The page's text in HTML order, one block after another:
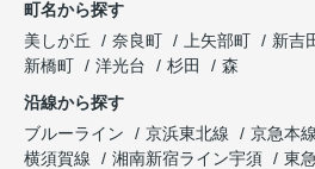
町名から探す
美しが丘
奈良町 上矢部町 新吉
新橋町
洋光台 杉田
森
沿線から探す
ブルーライン
京浜東北線 京急本線
横須賀線
湘南新宿ライン宇須 東